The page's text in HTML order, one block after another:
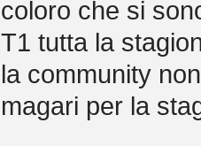
coloro che si
T1 tutta la
la community
magari per la